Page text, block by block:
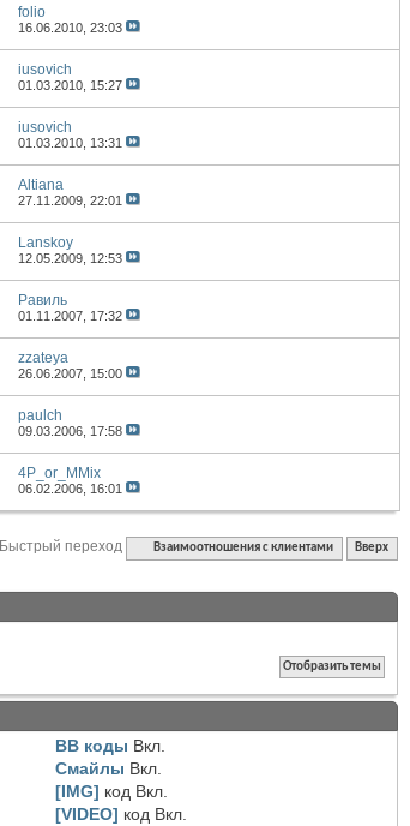
folio
16.06.2010,23:03
iusovich
01.03.2010, 15:27
iusovich
01.03.2010, 13:31
Altiana
27.11.2009,22:01
Lanskoy
12.05.2009, 12:53
Равиль
01.11.2007, 17:32
zzateya
26.06.2007, 15:00
paulch
09.03.2006, 17:58
4P_or_MMix
06.02.2006, 16:01
Быстрый переход Взаимоотношения с клиентами Вверх
BB коды Вкл.
Смайлы Вкл.
[IMG] код Вкл.
[VIDEO] код Вкл.